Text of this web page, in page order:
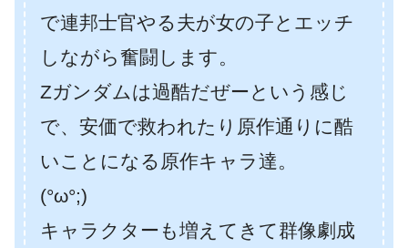
で連邦士官やる夫が女の子とエッチ
しながら奮闘します。
Zガンダムは過酷だぜーという感じ
で、安価で救われたり原作通りに酷
いことになる原作キャラ達。
(°ω°;)
キャラクターも増えてきて群像劇成